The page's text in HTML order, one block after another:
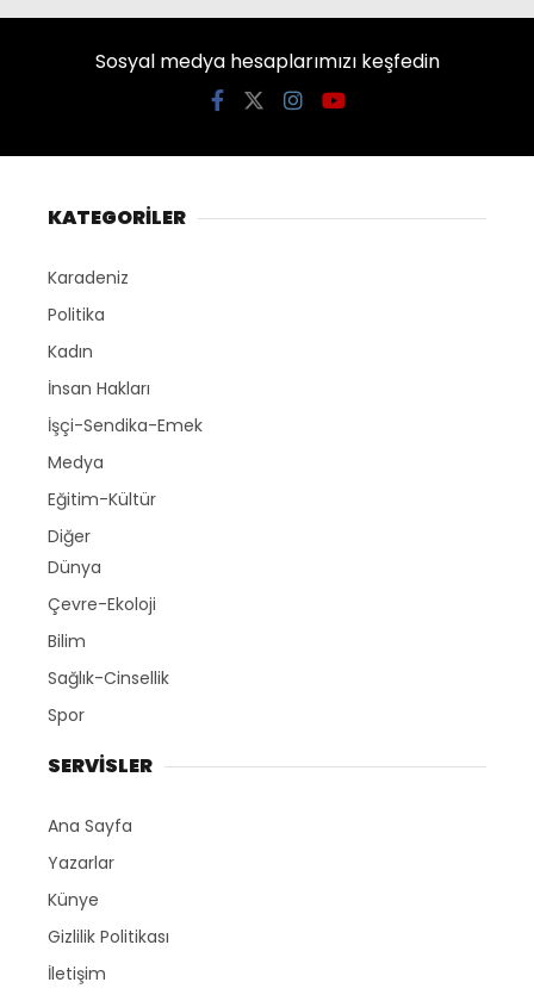
Sosyal medya hesaplarımızı keşfedin
KATEGORİLER
Karadeniz
Politika
Kadın
İnsan Hakları
İşçi-Sendika-Emek
Medya
Eğitim-Kültür
Diğer
Dünya
Çevre-Ekoloji
Bilim
Sağlık-Cinsellik
Spor
SERVİSLER
Ana Sayfa
Yazarlar
Künye
Gizlilik Politikası
İletişim